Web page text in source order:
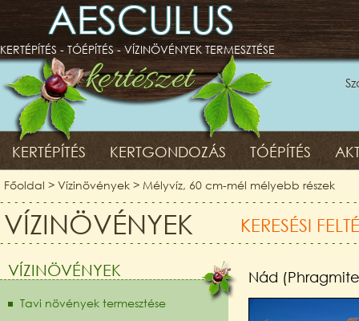
AESCULUS
KERTÉPÍTÉS - TÓÉPÍTÉS - VÍZINÖVÉNYEK TERMESZTÉSE
KERTÉPÍTÉS KERTGONDOZÁS TÓÉPÍTÉS
Főoldal > Vízinövények > Mélyvíz, 60 cm-mél mélyebb részek
VÍZINÖVÉNYEK KERESÉSI
VÍZINÖVÉNYEK
Tavi növények termesztése
Nád